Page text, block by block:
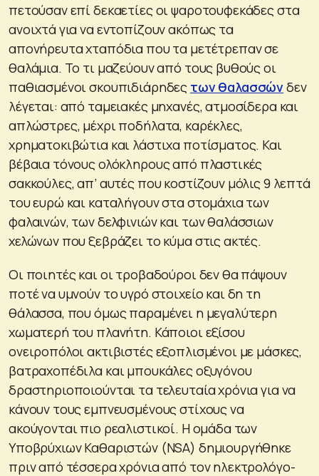
πετούσαν επί δεκαετίες οι ψαροτουφεκάδες στα
ανοιχτά για να εντοπίζουν ακόπως τα
απονήρευτα χταπόδια που τα μετέτρεπαν σε
θαλάμια. Το τι μαζεύουν από τους βυθούς οι
παθιασμένοι σκουπιδιάρηδες των θαλασσώνδεν
λέγεται: από ταμειακές μηχανές, ατμοσίδερα και
απλώστρες, μέχρι ποδήλατα, καρέκλες,
χρηματοκιβώτια και λάστιχα ποτίσματος. Και
βέβαια τόνους ολόκληρους από πλαστικές
σακκούλες, απ’ αυτές που κοστίζουν μόλις 9 λεπτά
του ευρώ και καταλήγουν στα στομάχια των
φαλαινών, των δελφινιών και των θαλάσσιων
χελώνων που ξεβράζει το κύμα στις ακτές.
Οι ποιητές και οι τροβαδούροι δεν θα πάψουν
ποτέ να υμνούν το υγρό στοιχείο και δη τη
θάλασσα, που όμως παραμένει η μεγαλύτερη
χωματερή του πλανήτη. Κάποιοι εξίσου
ονειροπόλοι ακτιβιστές εξοπλισμένοι με μάσκες,
βατραχοπέδιλα και μπουκάλες οξυγόνου
δραστηριοποιούνται τα τελευταία χρόνια για να
κάνουν τους εμπνευσμένους στίχους να
ακούγονται πιο ρεαλιστικοί. Η ομάδα των
Υποβρύχιων Καθαριστών (NSA) δημιουργήθηκε
πριν από τέσσερα χρόνια από τον ηλεκτρολόγο-